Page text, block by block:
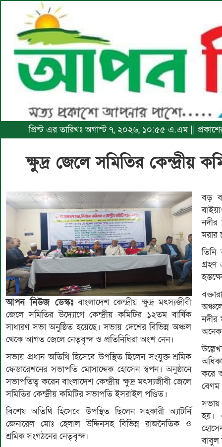
প্রিন্ট এর তারিখঃ অগাস্ট ৭, ২০২৬, ১০:৫৫ এ.এম ||
ক্ষুদ্র জেলে সমিতির কেন্দ্রীয়
আপন নিউজ ডেস্কঃ বাংলাদেশ কেন্দ্রীয় ক্ষুদ্র মৎস্যজীবী
জেলে সমিতির উদ্যোগে কেন্দ্রীয় কমিটির ১২তম বার্ষিক
সাধারণ সভা অনুষ্ঠিত হয়েছে। সভায় দেশের বিভিন্ন অঞ্চল
থেকে আগত জেলে নেতৃবৃন্দ ও প্রতিনিধিরা অংশ নেন।
সভায় প্রধান অতিথি হিসেবে উপস্থিত ছিলেন সংযুক্ত শ্রমিক
ফেডারেশনের সভাপতি মোসাদ্দেক হোসেন স্বপন। অনুষ্ঠানে
সভাপতিত্ব করেন বাংলাদেশ কেন্দ্রীয় ক্ষুদ্র মৎস্যজীবী জেলে
সমিতির কেন্দ্রীয় কমিটির সভাপতি ইসরাইল পণ্ডিত।
বিশেষ অতিথি হিসেবে উপস্থিত ছিলেন সহকারী অ্যাটর্নি
জেনারেল মোঃ হেলাল উদ্দিনসহ বিভিন্ন রাজনৈতিক ও
শ্রমিক সংগঠনের নেতৃবৃন্দ।
বড়
মরার
তিনি
গ্রহণ
নদীর
অনেক
করে
বেগম
সভায়
হয়।
বাবুল